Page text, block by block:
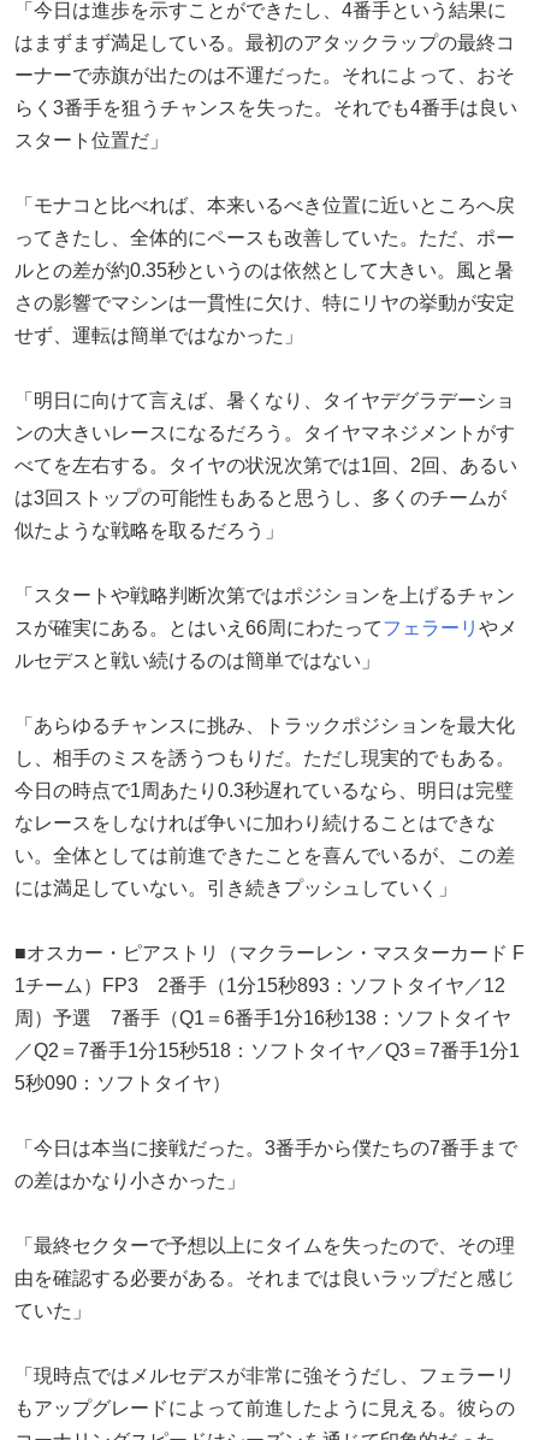
「今日は進歩を示すことができたし、4番手という結果に
はまずまず満足している。最初のアタックラップの最終コ
ーナーで赤旗が出たのは不運だった。それによって、おそ
らく3番手を狙うチャンスを失った。それでも4番手は良い
スタート位置だ」
「モナコと比べれば、本来いるべき位置に近いところへ戻
ってきたし、全体的にペースも改善していた。ただ、ポー
ルとの差が約0.35秒というのは依然として大きい。風と暑
さの影響でマシンは一貫性に欠け、特にリヤの挙動が安定
せず、運転は簡単ではなかった」
「明日に向けて言えば、暑くなり、タイヤデグラデーショ
ンの大きいレースになるだろう。タイヤマネジメントがす
べてを左右する。タイヤの状況次第では1回、2回、あるい
は3回ストップの可能性もあると思うし、多くのチームが
似たような戦略を取るだろう」
「スタートや戦略判断次第ではポジションを上げるチャン
スが確実にある。とはいえ66周にわたってフェラーリ やメ
ルセデスと戦い続けるのは簡単ではない」
「あらゆるチャンスに挑み、トラックポジションを最大化
し、相手のミスを誘うつもりだ。ただし現実的でもある。
今日の時点で1周あたり0.3秒遅れているなら、明日は完璧
なレースをしなければ争いに加わり続けることはできな
い。全体としては前進できたことを喜んでいるが、この差
には満足していない。引き続きプッシュしていく」
■オスカー・ピアストリ（マクラーレン・マスターカード F
1チーム）FP3 2番手（1分15秒893：ソフトタイヤ／12
周）予選 7番手（Q1＝6番手1分16秒138：ソフトタイヤ
／Q2＝7番手1分15秒518：ソフトタイヤ／Q3＝7番手1分1
5秒090：ソフトタイヤ）
「今日は本当に接戦だった。3番手から僕たちの7番手まで
の差はかなり小さかった」
「最終セクターで予想以上にタイムを失ったので、その理
由を確認する必要がある。それまでは良いラップだと感じ
ていた」
「現時点ではメルセデスが非常に強そうだし、フェラーリ
もアップグレードによって前進したように見える。彼らの